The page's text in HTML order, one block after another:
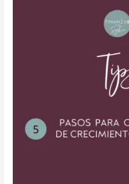
crecimiento
2020.